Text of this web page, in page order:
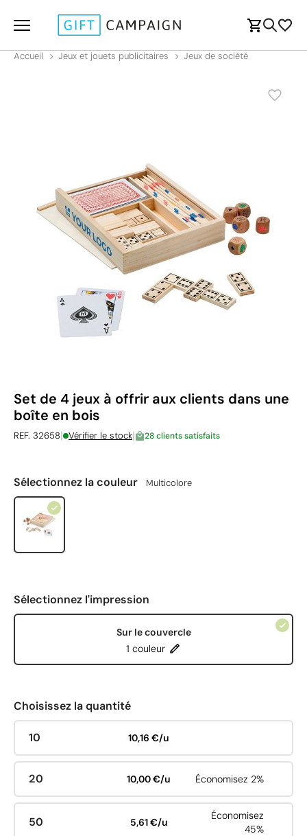
Accueil Jeux et jouets publicitaires Jeux de société
Set de 4 jeux à offrir aux clients dans une
boîte en bois
REF. 32658| Vérifier le stock| 28 clients satisfaits
Sélectionnez la couleur Multicolore
Sélectionnez l'impression
Sur le couvercle
1 couleur
Choisissez la quantité
10 10,16 €/u
20 10,00 €/u Économisez 2%
50 5,61 €/u
Économisez
45%